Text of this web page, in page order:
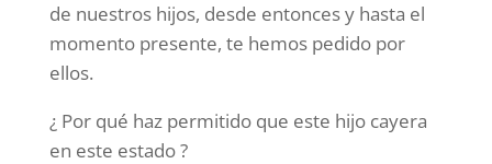
de nuestros hijos, desde entonces y hasta el
momento presente, te hemos pedido por
ellos.
¿ Por qué haz permitido que este hijo cayera
en este estado ?